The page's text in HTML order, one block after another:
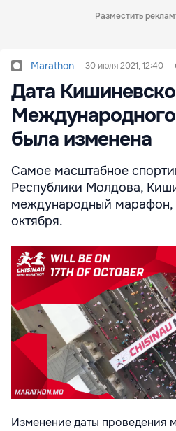
Разместить
Marathon 30 июля 2021, 12:40
Дата
была изменена
Самое масштабное
Республики Молдова,
международный марафон,
октября.
Изменение даты проведения